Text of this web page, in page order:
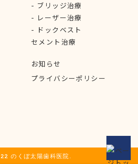
ブリッジ治療
レーザー治療
ドックベスト
セメント治療
お知らせ
プライバシーポリシー
のくぼ太陽歯科医院.